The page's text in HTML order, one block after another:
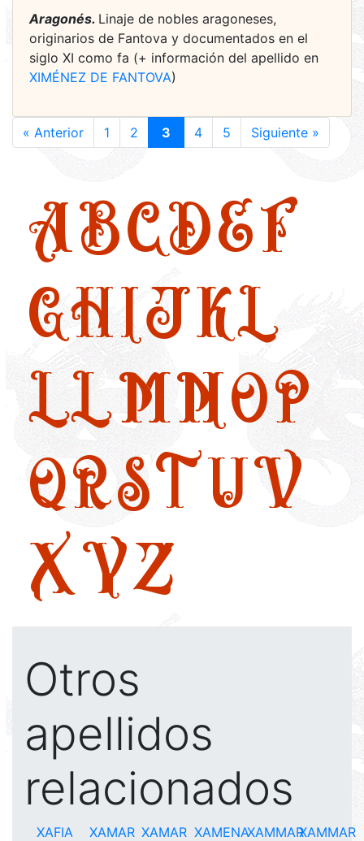
Aragonés. Linaje de nobles aragoneses,
originarios de Fantova y documentados en el
siglo XI como fa (+ información del apellido en
XIMÉNEZ DE FANTOVA)
« Anterior 1 2 3 4 5 Siguiente »
ABCDEF
GHIJKL
LLMNOP
QRSTUV
XYZ
Otros
apellidos
relacionados
XAFIA XAMAR XAMAR XAMENAXAMMARXAMMAR